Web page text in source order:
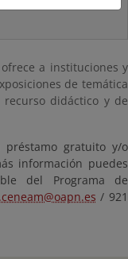
a instituciones y
de temática
didáctico y de
préstamo gratuito y/o
información puedes
del Programa de
/ 921